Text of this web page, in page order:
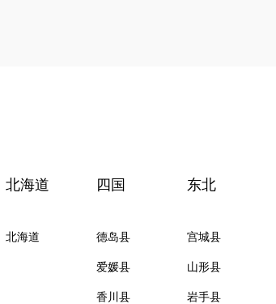
北海道
北海道
四国
德岛县
爱媛县
香川县
东北
宫城县
山形县
岩手县